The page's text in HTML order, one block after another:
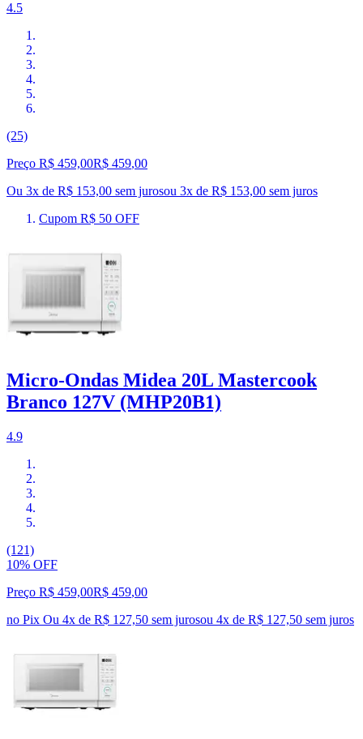
4.5
(25)
Preço R$ 459,00R$ 459,00
Ou 3x de R$ 153,00 sem jurosou 3x de R$ 153,00 sem juros
Cupom R$ 50 OFF
Micro-Ondas Midea 20L Mastercook
Branco 127V (MHP20B1)
4.9
(121)
10% OFF
Preço R$ 459,00R$ 459,00
no Pix Ou 4x de R$ 127,50 sem jurosou 4x de R$ 127,50 sem juros